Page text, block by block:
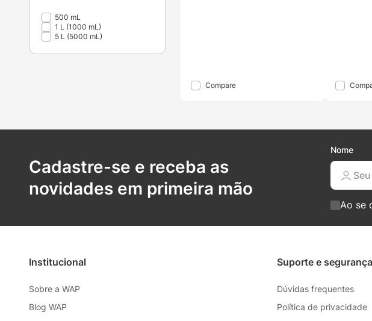
500 mL
1 L (1000 mL)
5 L (5000 mL)
Compare
Cadastre-se e receba as
novidades em primeira mão
Nome
Ao se
Institucional
Sobre a WAP
Blog WAP
Suporte e segurança
Dúvidas frequentes
Política de privacidade